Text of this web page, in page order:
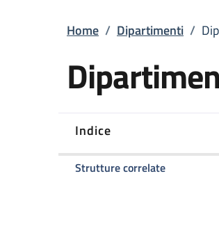
Briciole di
Home / Dipartimenti /
Indice
Strutture correlatedella